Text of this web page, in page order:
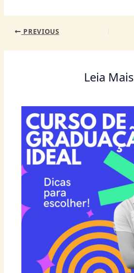
PREVIOUS
Leia Mais